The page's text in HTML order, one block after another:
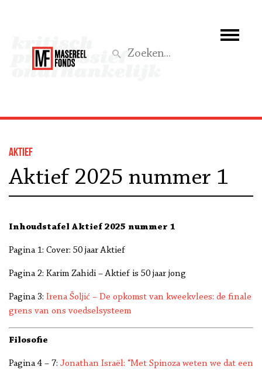
Wat we doen
Steun ons
Aktief
Aktief 2025 nummer 1
Inhoudstafel Aktief 2025 nummer 1
Pagina 1: Cover: 50 jaar Aktief
Pagina 2: Karim Zahidi – Aktief is 50 jaar jong
Pagina 3: Irena Šoljić – De opkomst van kweekvlees: de finale
grens van ons voedselsysteem
Filosofie
Pagina 4 – 7: Jonathan Israël: “Met Spinoza weten we dat een